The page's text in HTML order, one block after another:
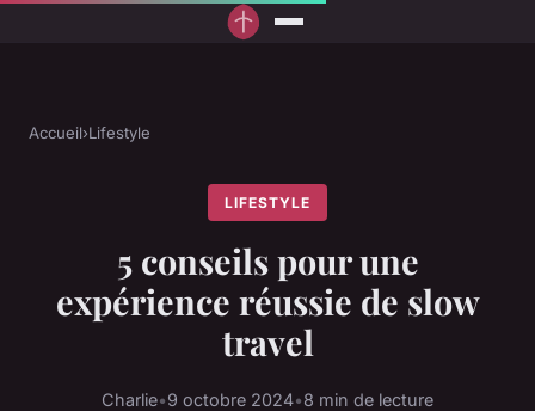
Accueil›Lifestyle
LIFESTYLE
5 conseils pour une
expérience réussie de slow
travel
Charlie•9 octobre 2024•8 min de lecture